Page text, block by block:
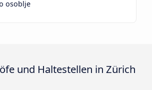
osoblje
und Haltestellen in Zürich